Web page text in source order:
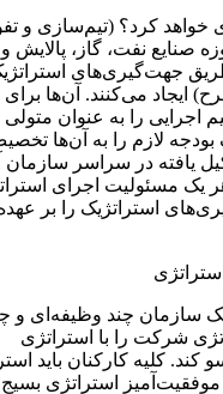
خواهد کرد؟ (تیم‌سازی و
صنایع نفت، گاز، پالایش و
جهت‌گیری‌های
ایجاد می‌کنند. آن‌ها
اجرایی را به عنوان متولی
بودجه لازم را به آن‌ها
یافته در سراسر سازمان
هر یک مسئولیت اجرای
استراتژیک را بر
سازمان چند وظیفه‌ای و
شرکت را با استراتژی
کلیه کارکنان باید
استراتژی بسیج